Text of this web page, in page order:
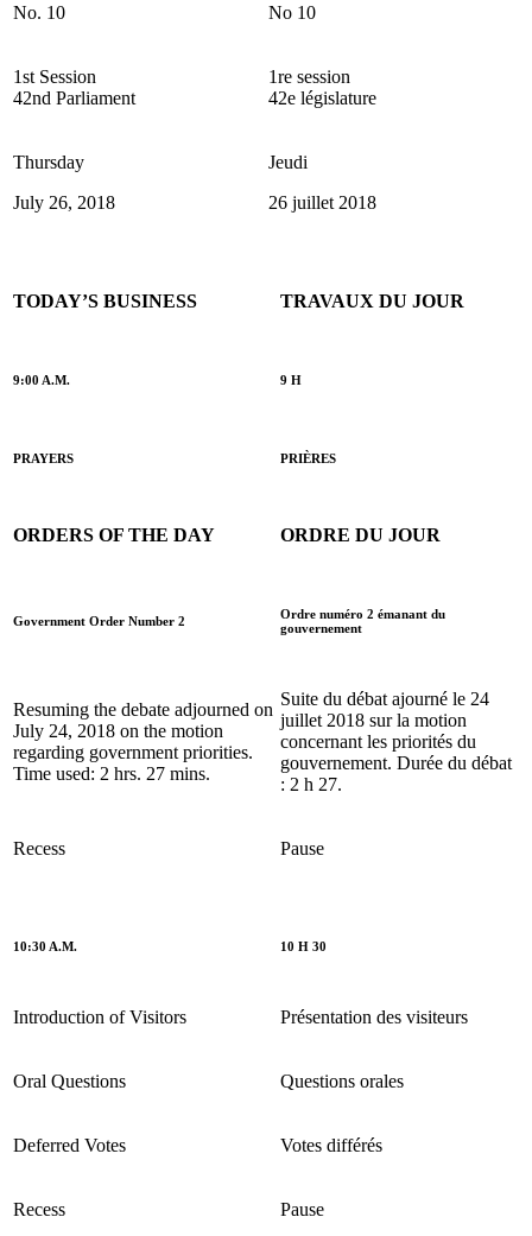
No. 10 No 10
1st Session
42nd Parliament
1re session
42e législature
Thursday
July 26, 2018
Jeudi
26 juillet 2018
TODAY’S BUSINESS TRAVAUX DU JOUR
9:00 A.M. 9 H
PRAYERS PRIÈRES
ORDERS OF THE DAY ORDRE DU JOUR
Government Order Number 2
Ordre numéro 2 émanant du
gouvernement
Resuming the debate adjourned on
July 24, 2018 on the motion
regarding government priorities.
Time used: 2 hrs. 27 mins.
Suite du débat ajourné le 24
juillet 2018 sur la motion
concernant les priorités du
gouvernement. Durée du débat
: 2 h 27.
Recess Pause
10:30 A.M. 10 H 30
Introduction of Visitors Présentation des visiteurs
Oral Questions Questions orales
Deferred Votes Votes différés
Recess Pause